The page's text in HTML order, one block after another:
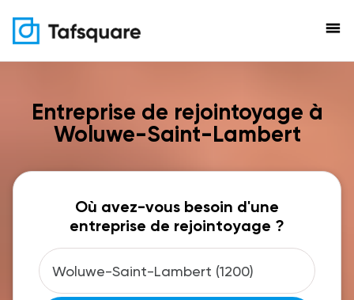
menu
Entreprise de rejointoyage à
Woluwe-Saint-Lambert
Où avez-vous besoin d'une
entreprise de rejointoyage ?